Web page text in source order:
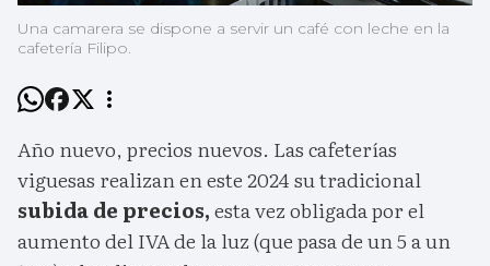
Una camarera se dispone a servir un café con leche en la
cafetería Filipo.
Año nuevo, precios nuevos. Las cafeterías
viguesas realizan en este 2024 su tradicional
subida de precios,esta vez obligada por el
aumento del IVA de la luz (que pasa de un 5 a un